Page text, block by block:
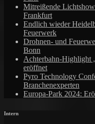
Mitreißende
Frankfurt
Endlich wieder
Feuerwerk
Drohnen- und
Bonn
Achterbahn-Highlight
eröffnet
Pyro Technology
Branchenexperten
Europa-Park 2024:
Intern